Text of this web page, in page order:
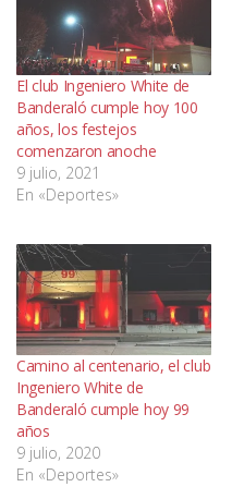
El club Ingeniero White de
Banderaló cumple hoy 100
años, los festejos
comenzaron anoche
9 julio, 2021
En «Deportes»
Camino al centenario, el club
Ingeniero White de
Banderaló cumple hoy 99
años
9 julio, 2020
En «Deportes»